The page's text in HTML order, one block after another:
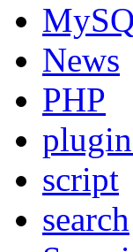
News
PHP
script
search